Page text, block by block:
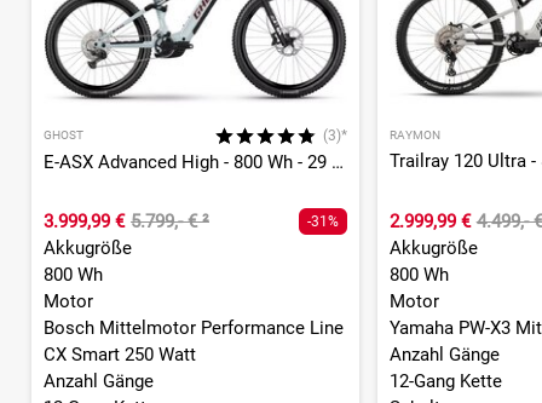
GHOST (3)*
E-ASX Advanced High - 800 Wh - 29 - 27,5 Zoll - Fully
3.999,99 € 5.799,- €² -31%
Akkugröße
800 Wh
Motor
Bosch Mittelmotor Performance Line
CX Smart 250 Watt
Anzahl Gänge
RAYMON
2.999,99 € 4.499,-
Akkugröße
800 Wh
Motor
Yamaha PW-X3
Anzahl Gänge
12-Gang Kette